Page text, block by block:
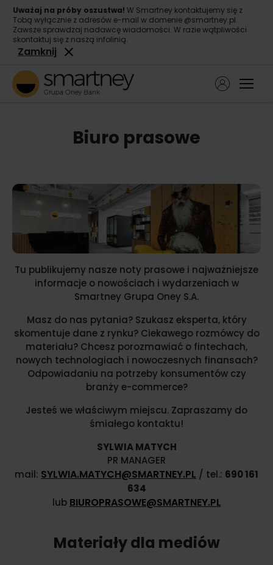
Uważaj na próby oszustwa! W Smartney kontaktujemy się z
Tobą wyłącznie z adresów e-mail w domenie @smartney.pl.
Zawsze sprawdzaj nadawcę wiadomości. W razie wątpliwości
skontaktuj się z naszą infolinią.
Zamknij
Pożyczka konsolidacyjna
Kontakt
biuro prasowe
Tu publikujemy nasze noty prasowe i najważniejsze
informacje o nowościach i wydarzeniach w
Smartney Grupa Oney S.A.
Masz do nas pytania? Szukasz eksperta, który
skomentuje dane z rynku? Ciekawego rozmówcy do
materiału? Chcesz porozmawiać o fintechach,
nowych technologiach i nowoczesnych finansach?
Odpowiadaniu na potrzeby konsumentów czy
branży e-commerce?
Jesteś we właściwym miejscu. Zapraszamy do
śmiałego kontaktu!
SYLWIA MATYCH
PR MANAGER
mail: SYLWIA.MATYCH@SMARTNEY.PL / tel.: 690 161
634
lub BIUROPRASOWE@SMARTNEY.PL
Materiały dla mediów